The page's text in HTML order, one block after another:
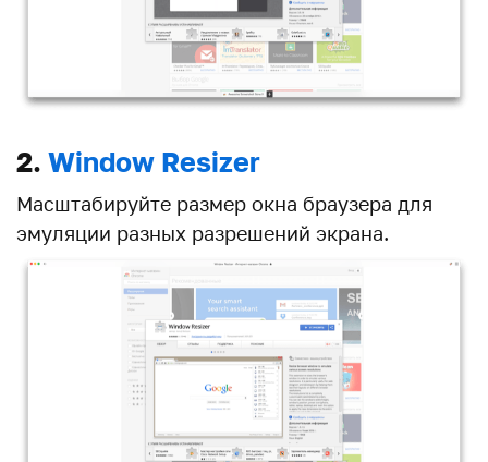
2. Window Resizer
Масштабируйте размер окна браузера для
эмуляции разных разрешений экрана.